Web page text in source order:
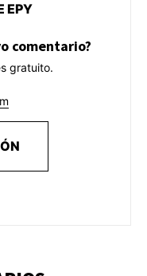
EPY
comentario?
gratuito.